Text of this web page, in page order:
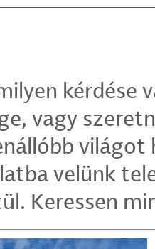
kérdése
vagy
velünk
Keressen